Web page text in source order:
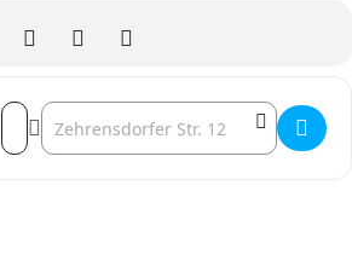
Address - Tour 2 Spezial Tour -
Destination Address - Tour 2